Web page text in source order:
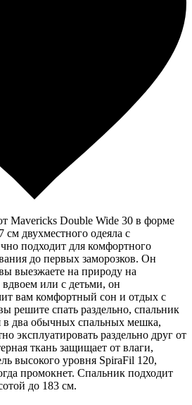
Mavericks Double Wide 30 в форме
двухместного одеяла с
подходит для комфортного
до первых заморозков. Он
выезжаете на природу на
или с детьми, он
вам комфортный сон и отдых с
решите спать раздельно, спальник
в два обычных спальных мешка,
эксплуатировать раздельно друг от
ткань защищает от влаги,
высокого уровня SpiraFil 120,
промокнет. Спальник подходит
до 183 см.